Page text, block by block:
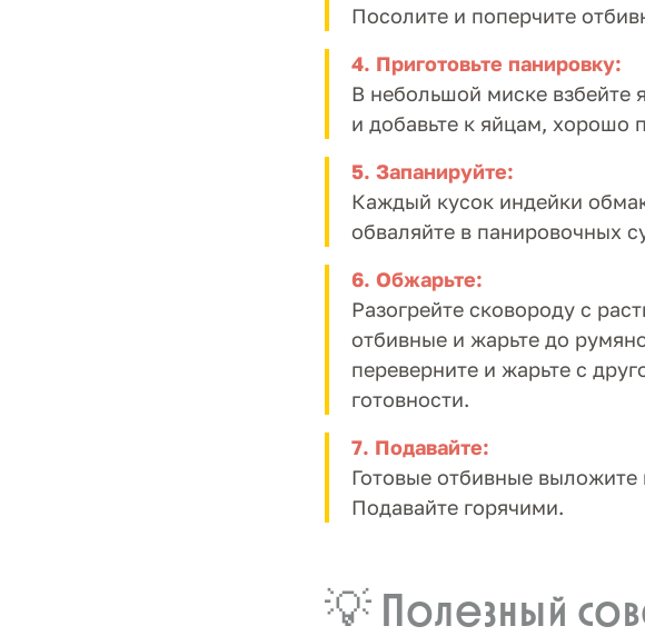
Посолите и поперчите
4. Приготовьте панировку:
В небольшой миске взбейте
и добавьте к яйцам, хорошо
5. Запанируйте:
Каждый кусок индейки
обваляйте в панировочных
6. Обжарьте:
Разогрейте сковороду с
отбивные и жарьте до
переверните и жарьте с
готовности.
7. Подавайте:
Готовые отбивные
Подавайте горячими.
💡 Полезный